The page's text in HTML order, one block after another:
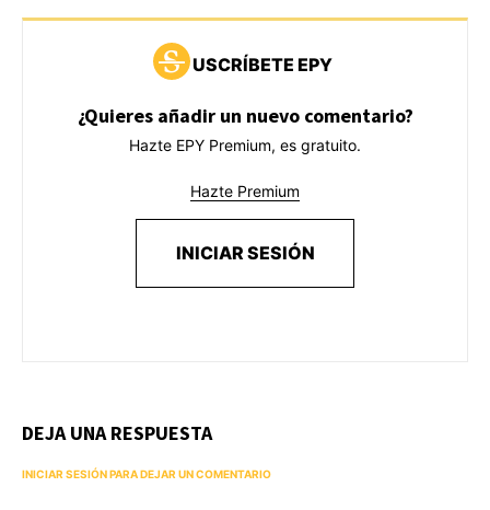
USCRÍBETE EPY
¿Quieres añadir un nuevo comentario?
Hazte EPY Premium, es gratuito.
Hazte Premium
INICIAR SESIÓN
DEJA UNA RESPUESTA
INICIAR SESIÓN PARA DEJAR UN COMENTARIO